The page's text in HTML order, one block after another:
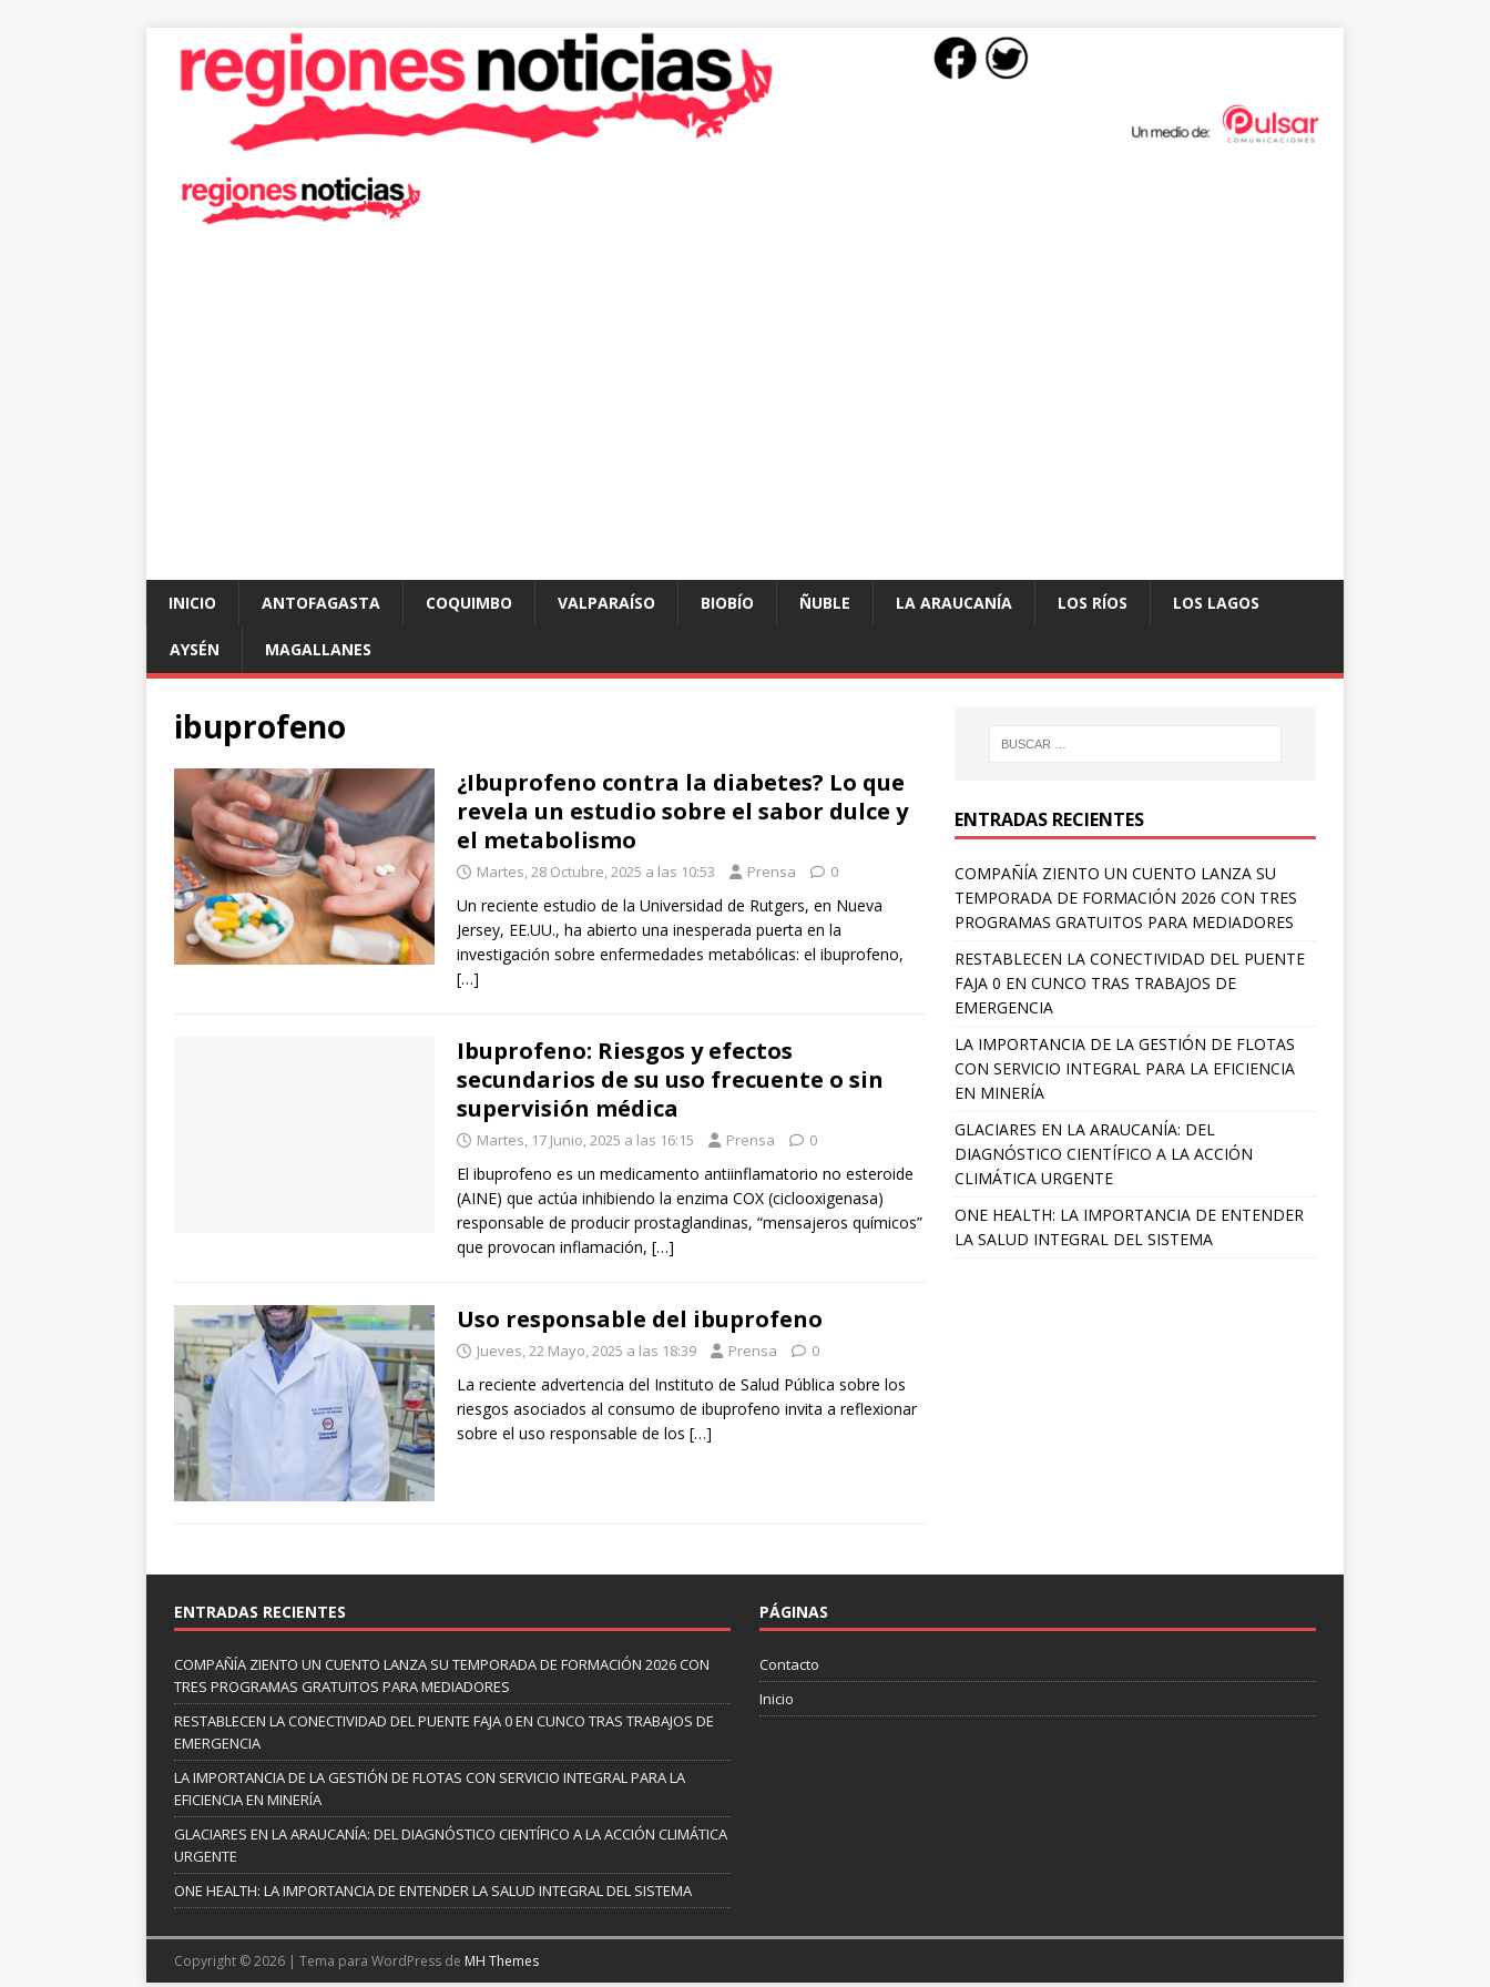
INICIO ANTOFAGASTA COQUIMBO VALPARAÍSO BIOBÍO ÑUBLE LA ARAUCANÍA LOS RÍOS LOS LAGOS
AYSÉN MAGALLANES
ibuprofeno
¿Ibuprofeno contra la diabetes? Lo que
revela un estudio sobre el sabor dulce y
el metabolismo
Martes, 28 Octubre, 2025 a las 10:53 Prensa 0
Un reciente estudio de la Universidad de Rutgers, en Nueva
Jersey, EE.UU., ha abierto una inesperada puerta en la
investigación sobre enfermedades metabólicas: el ibuprofeno,
[…]
Ibuprofeno: Riesgos y efectos
secundarios de su uso frecuente o sin
supervisión médica
Martes, 17 Junio, 2025 a las 16:15 Prensa 0
El ibuprofeno es un medicamento antiinflamatorio no esteroide
(AINE) que actúa inhibiendo la enzima COX (ciclooxigenasa)
responsable de producir prostaglandinas, “mensajeros químicos”
que provocan inflamación, […]
Uso responsable del ibuprofeno
Jueves, 22 Mayo, 2025 a las 18:39 Prensa 0
La reciente advertencia del Instituto de Salud Pública sobre los
riesgos asociados al consumo de ibuprofeno invita a reflexionar
sobre el uso responsable de los […]
ENTRADAS RECIENTES
COMPAÑÍA ZIENTO UN CUENTO LANZA SU
TEMPORADA DE FORMACIÓN 2026 CON TRES
PROGRAMAS GRATUITOS PARA MEDIADORES
RESTABLECEN LA CONECTIVIDAD DEL PUENTE
FAJA 0 EN CUNCO TRAS TRABAJOS DE
EMERGENCIA
LA IMPORTANCIA DE LA GESTIÓN DE FLOTAS
CON SERVICIO INTEGRAL PARA LA EFICIENCIA
EN MINERÍA
GLACIARES EN LA ARAUCANÍA: DEL
DIAGNÓSTICO CIENTÍFICO A LA ACCIÓN
CLIMÁTICA URGENTE
ONE HEALTH: LA IMPORTANCIA DE ENTENDER
LA SALUD INTEGRAL DEL SISTEMA
ENTRADAS RECIENTES
COMPAÑÍA ZIENTO UN CUENTO LANZA SU TEMPORADA DE FORMACIÓN 2026 CON
TRES PROGRAMAS GRATUITOS PARA MEDIADORES
RESTABLECEN LA CONECTIVIDAD DEL PUENTE FAJA 0 EN CUNCO TRAS TRABAJOS DE
EMERGENCIA
LA IMPORTANCIA DE LA GESTIÓN DE FLOTAS CON SERVICIO INTEGRAL PARA LA
EFICIENCIA EN MINERÍA
GLACIARES EN LA ARAUCANÍA: DEL DIAGNÓSTICO CIENTÍFICO A LA ACCIÓN CLIMÁTICA
URGENTE
ONE HEALTH: LA IMPORTANCIA DE ENTENDER LA SALUD INTEGRAL DEL SISTEMA
PÁGINAS
Contacto
Inicio
Copyright © 2026 | Tema para WordPress de MH Themes